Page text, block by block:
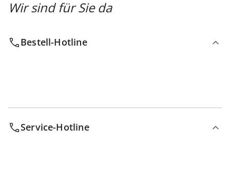
Wir sind für Sie da
Bestell-Hotline
Service-Hotline